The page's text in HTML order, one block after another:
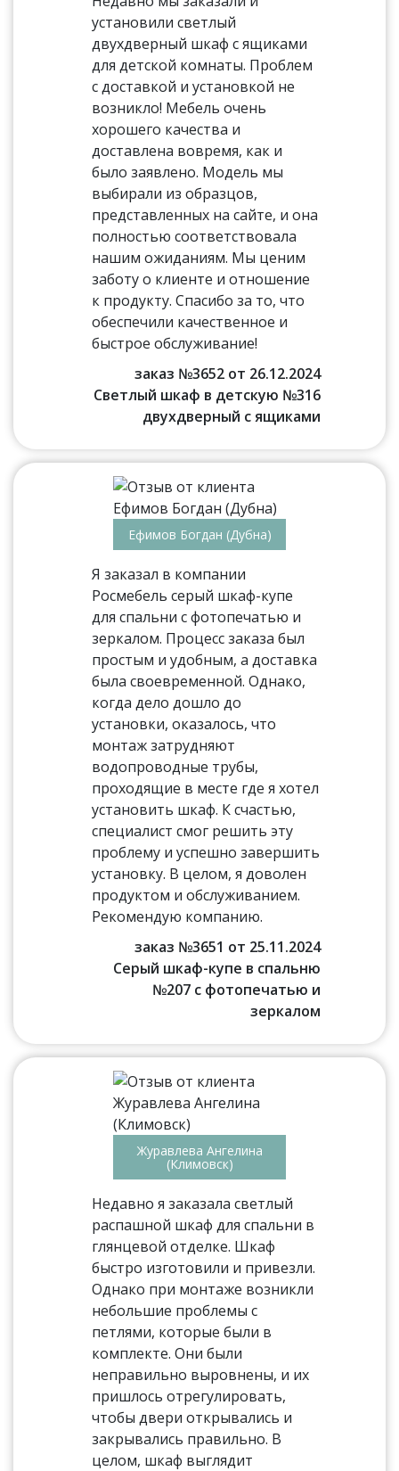
установили светлый
двухдверный шкаф с ящиками
для детской комнаты. Проблем
с доставкой и установкой не
возникло! Мебель очень
хорошего качества и
доставлена вовремя, как и
было заявлено. Модель мы
выбирали из образцов,
представленных на сайте, и она
полностью соответствовала
нашим ожиданиям. Мы ценим
заботу о клиенте и отношение
к продукту. Спасибо за то, что
обеспечили качественное и
быстрое обслуживание!
заказ №3652 от 26.12.2024
Светлый шкаф в детскую №316
двухдверный с ящиками
Ефимов Богдан (Дубна)
Я заказал в компании
Росмебель серый шкаф-купе
для спальни с фотопечатью и
зеркалом. Процесс заказа был
простым и удобным, а доставка
была своевременной. Однако,
когда дело дошло до
установки, оказалось, что
монтаж затрудняют
водопроводные трубы,
проходящие в месте где я хотел
установить шкаф. К счастью,
специалист смог решить эту
проблему и успешно завершить
установку. В целом, я доволен
продуктом и обслуживанием.
Рекомендую компанию.
заказ №3651 от 25.11.2024
Серый шкаф-купе в спальню
№207 с фотопечатью и
зеркалом
Журавлева Ангелина
(Климовск)
Недавно я заказала светлый
распашной шкаф для спальни в
глянцевой отделке. Шкаф
быстро изготовили и привезли.
Однако при монтаже возникли
небольшие проблемы с
петлями, которые были в
комплекте. Они были
неправильно выровнены, и их
пришлось отрегулировать,
чтобы двери открывались и
закрывались правильно. В
целом, шкаф выглядит